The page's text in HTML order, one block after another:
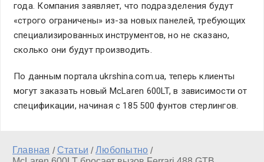
года. Компания заявляет, что подразделения будут
«строго ограничены» из-за новых панелей, требующих
специализированных инструментов, но не сказано,
сколько они будут производить.
По данным портала ukrshina.com.ua, теперь клиенты
могут заказать новый McLaren 600LT, в зависимости от
спецификации, начиная с 185 500 фунтов стерлингов.
Главная / Статьи /Любопытно /